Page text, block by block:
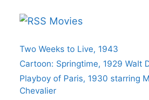
Movies
Two Weeks to Live, 1943
Cartoon: Springtime, 1929 Walt
Playboy of Paris, 1930 starring
Chevalier